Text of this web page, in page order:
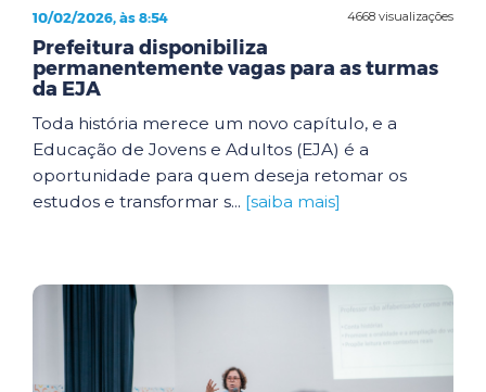
4668 visualizações
10/02/2026, às 8:54
Prefeitura disponibiliza
permanentemente vagas para as turmas
da EJA
Toda história merece um novo capítulo, e a
Educação de Jovens e Adultos (EJA) é a
oportunidade para quem deseja retomar os
estudos e transformar s... [saiba mais]